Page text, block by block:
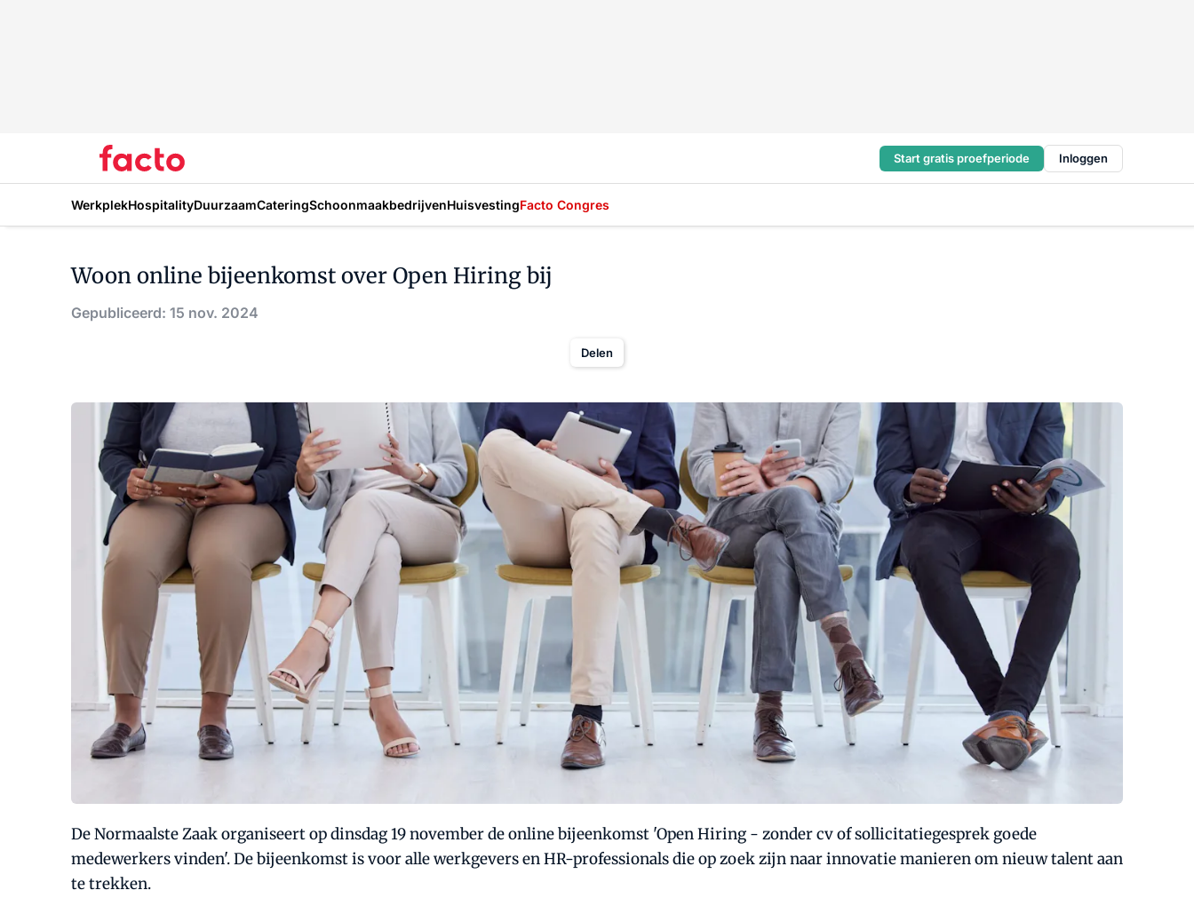
Start gratis proefperiode Inloggen
WerkplekHospitalityDuurzaamCateringSchoonmaakbedrijvenHuisvestingFacto Congres
Woon online bijeenkomst over Open Hiring bij
Gepubliceerd: 15 nov. 2024
Delen
De Normaalste Zaak organiseert op dinsdag 19 november de online bijeenkomst 'Open Hiring - zonder cv of sollicitatiegesprek goede
medewerkers vinden'. De bijeenkomst is voor alle werkgevers en HR-professionals die op zoek zijn naar innovatie manieren om nieuw talent aan
te trekken.